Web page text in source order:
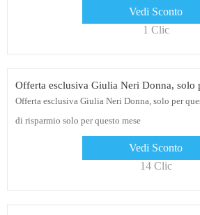
Vedi Sconto
1 Clic
Offerta esclusiva Giulia Neri Donna, solo
Offerta esclusiva Giulia Neri Donna, solo per
di risparmio solo per questo mese
Vedi Sconto
14 Clic